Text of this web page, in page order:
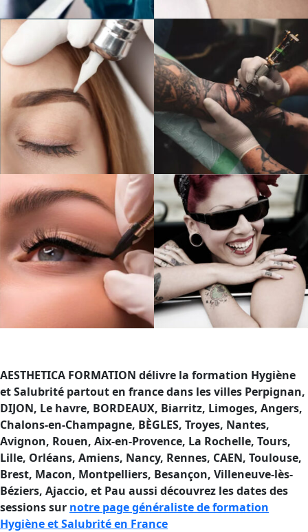
AESTHETICA FORMATION délivre la formation Hygiène
et Salubrité partout en france dans les villes Perpignan,
DIJON, Le havre, BORDEAUX, Biarritz, Limoges, Angers,
Chalons-en-Champagne, BÈGLES, Troyes, Nantes,
Avignon, Rouen, Aix-en-Provence, La Rochelle, Tours,
Lille, Orléans, Amiens, Nancy, Rennes, CAEN, Toulouse,
Brest, Macon, Montpelliers, Besançon, Villeneuve-lès-
Béziers, Ajaccio, et Pau aussi découvrez les dates des
sessions sur notre page généraliste de formation
Hygiène et Salubrité en France